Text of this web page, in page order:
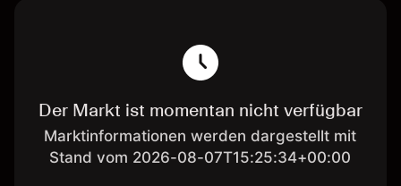
Der Markt ist momentan nicht verfügbar
Marktinformationen werden dargestellt mit
Stand vom 2026-08-07T15:25:34+00:00